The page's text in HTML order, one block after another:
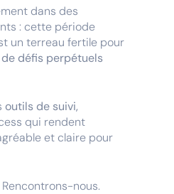
dans des
: cette période
un terreau fertile pour
défis perpétuels
outils de suivi,
qui rendent
et claire pour
nous.